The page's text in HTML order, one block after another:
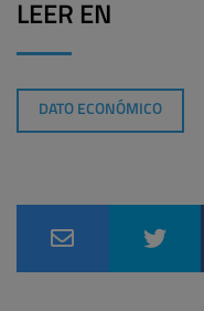
LEER EN
DATO ECONÓMICO